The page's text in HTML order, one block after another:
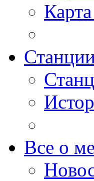
Все о